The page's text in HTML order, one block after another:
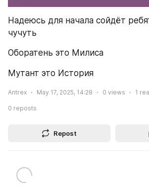
Надеюсь для начала сойдёт
чучуть
Оборатень это Милиса
Мутант это История
Antrex May 17, 2025, 14:28 0 views 1
0 reposts
Repost